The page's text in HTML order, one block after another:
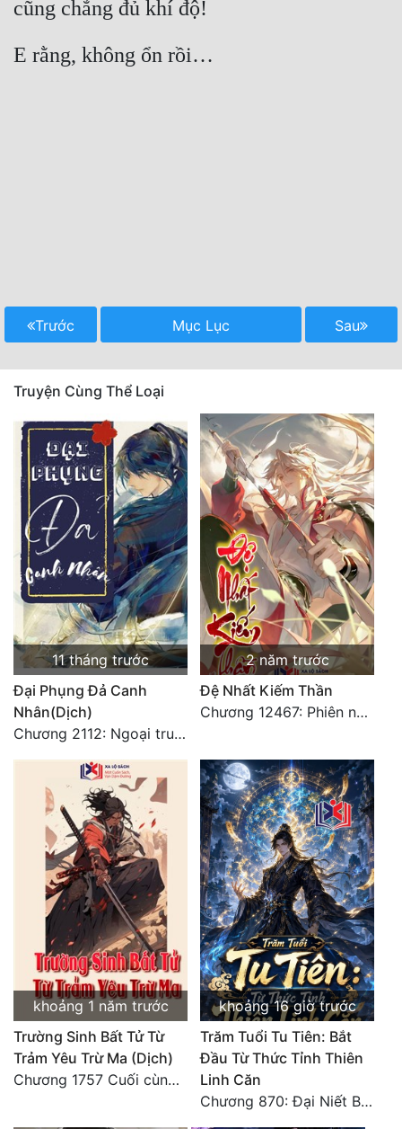
cũng chẳng đủ khí độ!
E rằng, không ổn rồi…
Trước Mục Lục Sau
Truyện Cùng Thể Loại
11 tháng trước
Đại Phụng Đả Canh
Nhân(Dịch)
Chương 2112: Ngoại truyện 3 - Tiệc mừng công
2 năm trước
Đệ Nhất Kiếm Thần
Chương 12467: Phiên ngoại 20: Sinh nhật vui vẻ - Hoàn
khoảng 1 năm trước
Trường Sinh Bất Tử Từ
Trảm Yêu Trừ Ma (Dịch)
Chương 1757 Cuối cùng được bình tĩnh (hết)
khoảng 16 giờ trước
Trăm Tuổi Tu Tiên: Bắt
Đầu Từ Thức Tỉnh Thiên
Linh Căn
Chương 870: Đại Niết Bàn Tiên Thuật!